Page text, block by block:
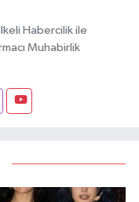
Habercilik ile
Muhabirlik